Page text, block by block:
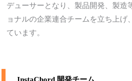
デューサーとなり、製品開発、製造
ョナルの企業連合チームを立ち上げ
ています。